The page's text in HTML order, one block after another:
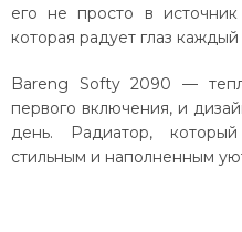
его не просто в
которая радует глаз каждый
Bareng Softy 2090 —
первого включения, и
день. Радиатор,
стильным и наполненным